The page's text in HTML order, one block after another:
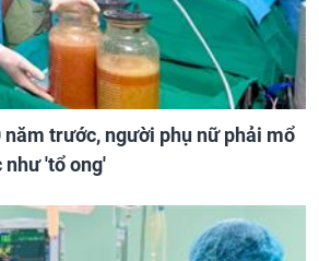
trước, người phụ nữ phải mổ
như 'tổ ong'